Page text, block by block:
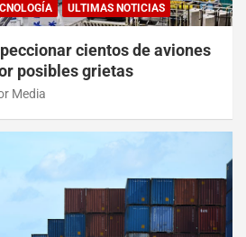
ULTIMAS NOTICIAS
cientos de aviones
posibles grietas
Media